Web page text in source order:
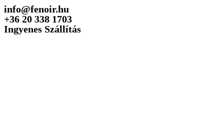
Skip
to
content
info@fenoir.hu
+36 20 338 1703
Ingyenes Szállítás